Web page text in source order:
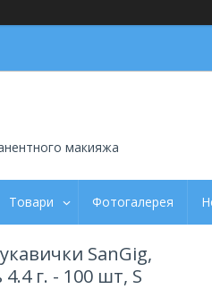
макияжа
Товари Фотогалерея
SanGig,
4.4 г. - 100 шт, S